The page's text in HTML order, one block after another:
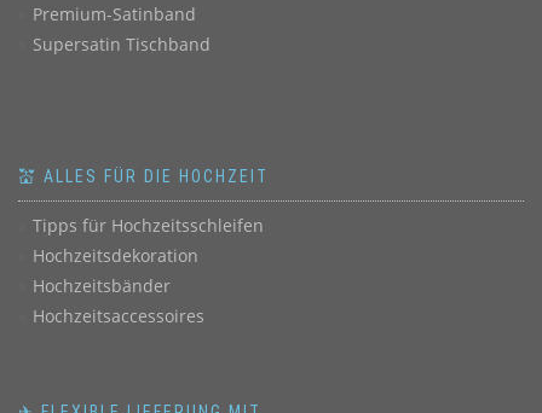
Premium-Satinband
Supersatin Tischband
💒 ALLES FÜR DIE HOCHZEIT
Tipps für Hochzeitsschleifen
Hochzeitsdekoration
Hochzeitsbänder
Hochzeitsaccessoires